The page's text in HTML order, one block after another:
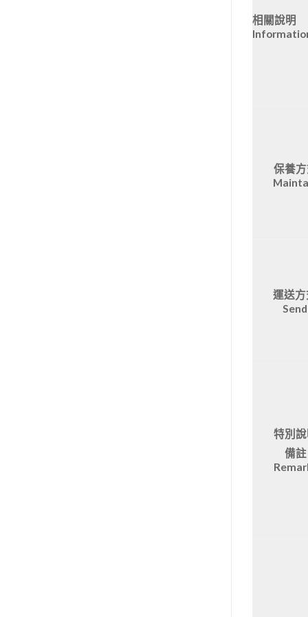
相關說明
保養
運送
Send
特別
備註